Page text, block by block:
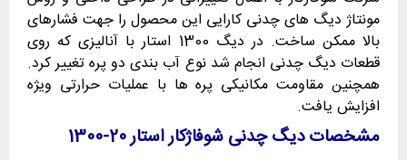
مونتاژ دیگ های چدنی کارایی این محصول را جهت فشارهای
بالا ممکن ساخت. در دیگ 1300 استار با آنالیزی که روی
قطعات دیگ چدنی انجام شد نوع آب بندی دو پره تغییر کرد.
همچنین مقاومت مکانیکی پره ها با عملیات حرارتی ویژه
افزایش یافت.
مشخصات دیگ چدنی شوفاژکار استار 20-1300